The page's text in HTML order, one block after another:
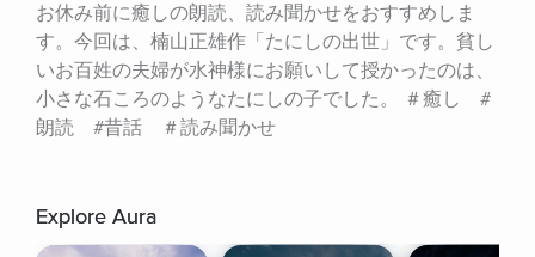
お休み前に癒しの朗読、読み聞かせをおすすめしま
す。今回は、楠山正雄作「たにしの出世」です。貧し
いお百姓の夫婦が水神様にお願いして授かったのは、
小さな石ころのようなたにしの子でした。 ＃癒し　#
朗読　#昔話　＃読み聞かせ
Explore Aura